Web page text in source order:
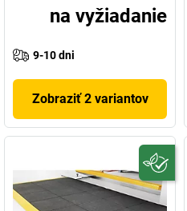
na vyžiadanie
9-10 dni
Zobraziť 2 variantov